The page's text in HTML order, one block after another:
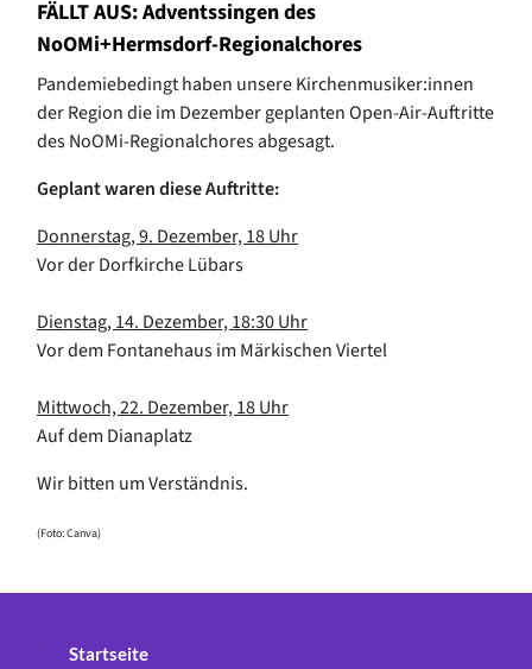
FÄLLT AUS: Adventssingen des
NoOMi+Hermsdorf-Regionalchores
Pandemiebedingt haben unsere Kirchenmusiker:innen
der Region die im Dezember geplanten Open-Air-Auftritte
des NoOMi-Regionalchores abgesagt.
Geplant waren diese Auftritte:
Donnerstag, 9. Dezember, 18 Uhr
Vor der Dorfkirche Lübars
Dienstag, 14. Dezember, 18:30 Uhr
Vor dem Fontanehaus im Märkischen Viertel
Mittwoch, 22. Dezember, 18 Uhr
Auf dem Dianaplatz
Wir bitten um Verständnis.
(Foto: Canva)
Startseite